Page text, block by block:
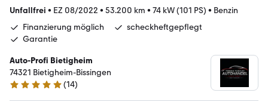
Unfallfrei • EZ 08/2022 • 53.200 km • 74 kW (101 PS) • Benzin
Finanzierung möglich
scheckheftgepflegt
Garantie
Auto-Profi Bietigheim
74321 Bietigheim-Bissingen
4.9 Sterne
(14)